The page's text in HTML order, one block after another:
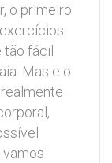
o primeiro
fácil
Mas e o